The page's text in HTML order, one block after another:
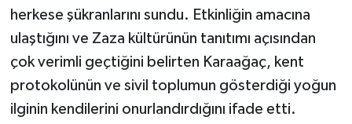
herkese şükranlarını sundu. Etkinliğin amacına
ulaştığını ve Zaza kültürünün tanıtımı açısından
çok verimli geçtiğini belirten Karaağaç, kent
protokolünün ve sivil toplumun gösterdiği yoğun
ilginin kendilerini onurlandırdığını ifade etti.